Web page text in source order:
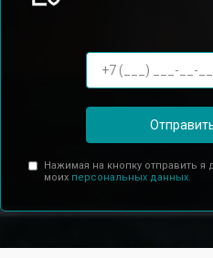
Нажимая на кнопку отправить я
моих персональных данных.